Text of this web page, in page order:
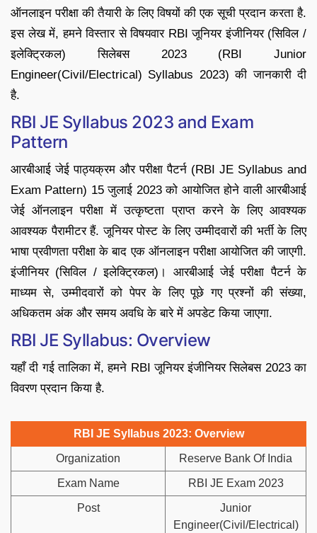
ऑनलाइन परीक्षा की तैयारी के लिए विषयों की एक सूची प्रदान करता है.
इस लेख में, हमने विस्तार से विषयवार RBI जूनियर इंजीनियर (सिविल /
इलेक्ट्रिकल) सिलेबस 2023 (RBI Junior
Engineer(Civil/Electrical) Syllabus 2023) की जानकारी दी
है.
RBI JE Syllabus 2023 and Exam
Pattern
आरबीआई जेई पाठ्यक्रम और परीक्षा पैटर्न (RBI JE Syllabus and
Exam Pattern) 15 जुलाई 2023 को आयोजित होने वाली आरबीआई
जेई ऑनलाइन परीक्षा में उत्कृष्टता प्राप्त करने के लिए आवश्यक
आवश्यक पैरामीटर हैं. जूनियर पोस्ट के लिए उम्मीदवारों की भर्ती के लिए
भाषा प्रवीणता परीक्षा के बाद एक ऑनलाइन परीक्षा आयोजित की जाएगी.
इंजीनियर (सिविल / इलेक्ट्रिकल)। आरबीआई जेई परीक्षा पैटर्न के
माध्यम से, उम्मीदवारों को पेपर के लिए पूछे गए प्रश्नों की संख्या,
अधिकतम अंक और समय अवधि के बारे में अपडेट किया जाएगा.
RBI JE Syllabus: Overview
यहाँ दी गई तालिका में, हमने RBI जूनियर इंजीनियर सिलेबस 2023 का
विवरण प्रदान किया है.
RBI JE Syllabus 2023: Overview
Organization Reserve Bank Of India
Exam Name RBI JE Exam 2023
Post
Junior
Engineer(Civil/Electrical)